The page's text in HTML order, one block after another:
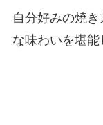
自分好みの焼
な味わいを堪能